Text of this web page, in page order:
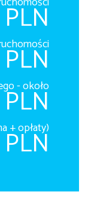
- około
+ opłaty)
PLN